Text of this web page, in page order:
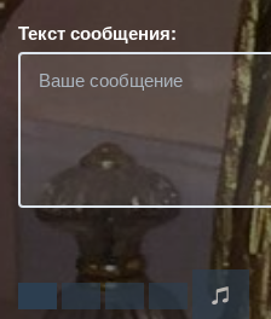
Текст сообщения: